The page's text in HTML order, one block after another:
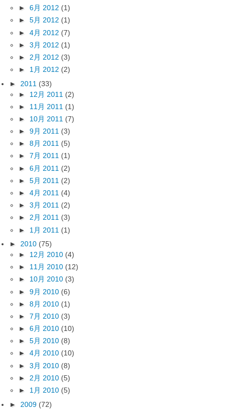
► 6月 2012 (1)
► 5月 2012 (1)
► 4月 2012 (7)
► 3月 2012 (1)
► 2月 2012 (3)
► 1月 2012 (2)
► 2011 (33)
► 12月 2011 (2)
► 11月 2011 (1)
► 10月 2011 (7)
► 9月 2011 (3)
► 8月 2011 (5)
► 7月 2011 (1)
► 6月 2011 (2)
► 5月 2011 (2)
► 4月 2011 (4)
► 3月 2011 (2)
► 2月 2011 (3)
► 1月 2011 (1)
► 2010 (75)
► 12月 2010 (4)
► 11月 2010 (12)
► 10月 2010 (3)
► 9月 2010 (6)
► 8月 2010 (1)
► 7月 2010 (3)
► 6月 2010 (10)
► 5月 2010 (8)
► 4月 2010 (10)
► 3月 2010 (8)
► 2月 2010 (5)
► 1月 2010 (5)
► 2009 (72)